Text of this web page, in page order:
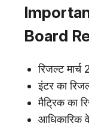
Board
रिजल्ट
इंटर का
मैट्रिक का
आधिकारिक